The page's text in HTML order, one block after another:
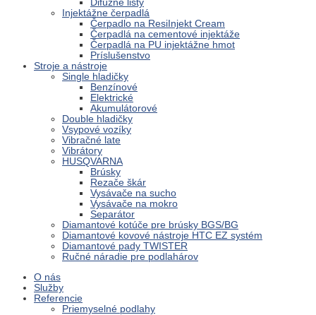
Difúzne lišty
Injektážne čerpadlá
Čerpadlo na ResiInjekt Cream
Čerpadlá na cementové injektáže
Čerpadlá na PU injektážne hmot
Príslušenstvo
Stroje a nástroje
Single hladičky
Benzínové
Elektrické
Akumulátorové
Double hladičky
Vsypové vozíky
Vibračné late
Vibrátory
HUSQVARNA
Brúsky
Rezače škár
Vysávače na sucho
Vysávače na mokro
Separátor
Diamantové kotúče pre brúsky BGS/BG
Diamantové kovové nástroje HTC EZ systém
Diamantové pady TWISTER
Ručné náradie pre podlahárov
O nás
Služby
Referencie
Priemyselné podlahy